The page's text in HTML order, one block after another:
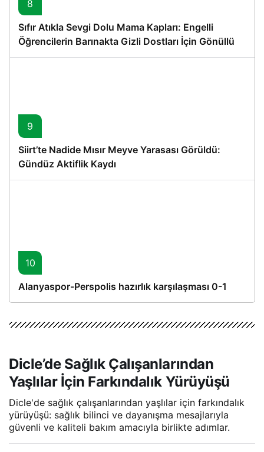
8
Sıfır Atıkla Sevgi Dolu Mama Kapları: Engelli
Öğrencilerin Barınakta Gizli Dostları İçin Gönüllü
Proje
9
Siirt’te Nadide Mısır Meyve Yarasası Görüldü:
Gündüz Aktiflik Kaydı
10
Alanyaspor-Perspolis hazırlık karşılaşması 0-1
Dicle’de Sağlık Çalışanlarından
Yaşlılar İçin Farkındalık Yürüyüşü
Dicle'de sağlık çalışanlarından yaşlılar için farkındalık
yürüyüşü: sağlık bilinci ve dayanışma mesajlarıyla
güvenli ve kaliteli bakım amacıyla birlikte adımlar.